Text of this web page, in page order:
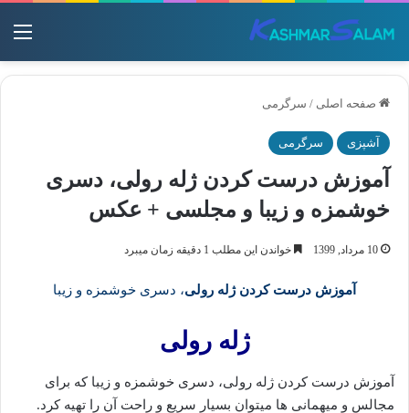
صفحه اصلی / سرگرمی
آشپزی سرگرمی
آموزش درست کردن ژله رولی، دسری
خوشمزه و زیبا و مجلسی + عکس
10 مرداد, 1399 خواندن این مطلب 1 دقیقه زمان میبرد
آموزش درست کردن ژله رولی، دسری خوشمزه و زیبا
ژله رولی
آموزش درست کردن ژله رولی، دسری خوشمزه و زیبا که برای
مجالس و میهمانی ها میتوان بسیار سریع و راحت آن را تهیه کرد.